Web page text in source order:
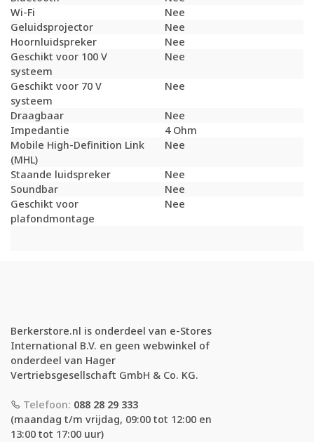
Wi-Fi
Nee
Geluidsprojector
Nee
Hoornluidspreker
Nee
Geschikt voor 100 V
systeem
Nee
Geschikt voor 70 V
systeem
Nee
Draagbaar
Nee
Impedantie
4 Ohm
Mobile High-Definition Link
(MHL)
Nee
Staande luidspreker
Nee
Soundbar
Nee
Geschikt voor
plafondmontage
Nee
Berkerstore.nl is onderdeel van e-Stores
International B.V. en geen webwinkel of
onderdeel van Hager
Vertriebsgesellschaft GmbH & Co. KG.
Telefoon: 088 28 29 333
(maandag t/m vrijdag, 09:00 tot 12:00 en
13:00 tot 17:00 uur)